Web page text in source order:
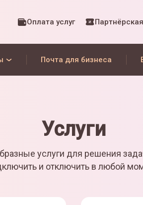
Оплата услуг
Почта для бизнеса
Услуги
услуги для решения
и отключить в любой